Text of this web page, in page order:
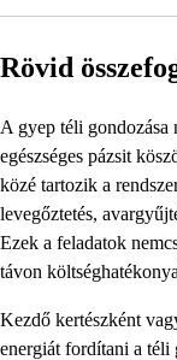
Rövid
A gyep téli gondozása
egészséges pázsit
közé tartozik a
levegőztetés,
Ezek a feladatok
távon
Kezdő kertészként
energiát fordítani a téli